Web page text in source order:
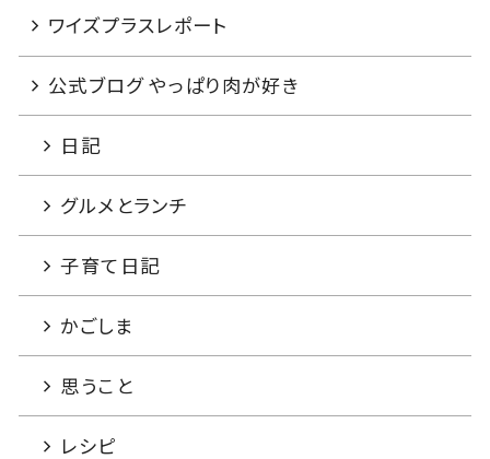
ワイズプラスレポート
公式ブログ やっぱり肉が好き
日記
グルメとランチ
子育て日記
かごしま
思うこと
レシピ